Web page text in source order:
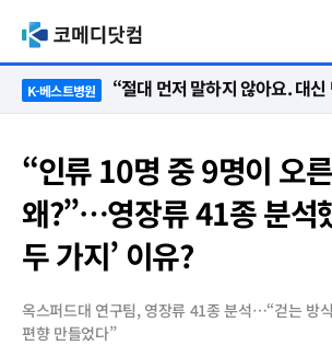
K-베스트병원
“인류 10명 중 9명이 오
왜?”…영장류 41종 분석
두 가지’ 이유?
옥스퍼드대 연구팀, 영장류 41종 분석…“걷는 방
편향 만들었다”